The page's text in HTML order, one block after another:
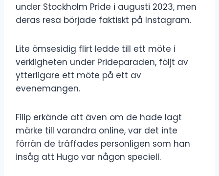
under Stockholm Pride i augusti 2023, men
deras resa började faktiskt på Instagram.
Lite ömsesidig flirt ledde till ett möte i
verkligheten under Prideparaden, följt av
ytterligare ett möte på ett av
evenemangen.
Filip erkände att även om de hade lagt
märke till varandra online, var det inte
förrän de träffades personligen som han
insåg att Hugo var någon speciell.